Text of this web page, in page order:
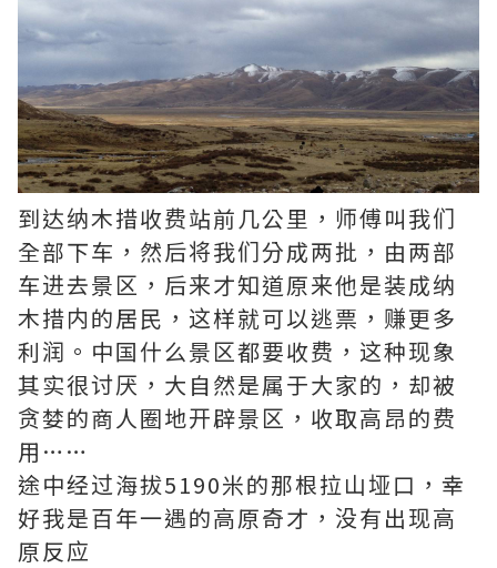
到达纳木措收费站前几公里，师傅叫我们
全部下车，然后将我们分成两批，由两部
车进去景区，后来才知道原来他是装成纳
木措内的居民，这样就可以逃票，赚更多
利润。中国什么景区都要收费，这种现象
其实很讨厌，大自然是属于大家的，却被
贪婪的商人圈地开辟景区，收取高昂的费
用……
途中经过海拔5190米的那根拉山垭口，幸
好我是百年一遇的高原奇才，没有出现高
原反应